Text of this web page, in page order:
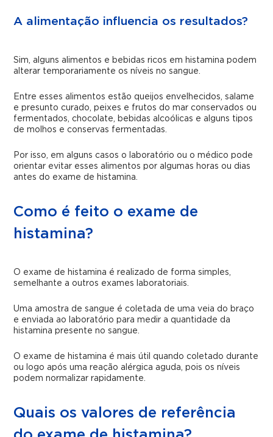
A alimentação influencia os resultados?
Sim, alguns alimentos e bebidas ricos em histamina podem
alterar temporariamente os níveis no sangue.
Entre esses alimentos estão queijos envelhecidos, salame
e presunto curado, peixes e frutos do mar conservados ou
fermentados, chocolate, bebidas alcoólicas e alguns tipos
de molhos e conservas fermentadas.
Por isso, em alguns casos o laboratório ou o médico pode
orientar evitar esses alimentos por algumas horas ou dias
antes do exame de histamina.
Como é feito o exame de
histamina?
O exame de histamina é realizado de forma simples,
semelhante a outros exames laboratoriais.
Uma amostra de sangue é coletada de uma veia do braço
e enviada ao laboratório para medir a quantidade da
histamina presente no sangue.
O exame de histamina é mais útil quando coletado durante
ou logo após uma reação alérgica aguda, pois os níveis
podem normalizar rapidamente.
Quais os valores de referência